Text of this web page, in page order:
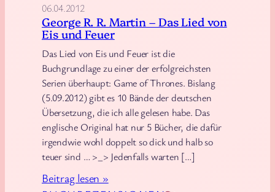
D
a
s
G
h
e
i
m
n
06.04.2012
George R. R. Martin – Das Lied von
Eis und Feuer
Das Lied von Eis und Feuer ist die
Buchgrundlage zu einer der erfolgreichsten
Serien überhaupt: Game of Thrones. Bislang
(5.09.2012) gibt es 10 Bände der deutschen
Übersetzung, die ich alle gelesen habe. Das
englische Original hat nur 5 Bücher, die dafür
irgendwie wohl doppelt so dick und halb so
teuer sind … >_> Jedenfalls warten […]
Beitrag lesen »: